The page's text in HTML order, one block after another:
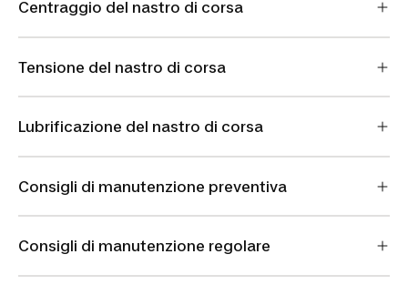
Centraggio del nastro di corsa
Tensione del nastro di corsa
Lubrificazione del nastro di corsa
Consigli di manutenzione preventiva
Consigli di manutenzione regolare